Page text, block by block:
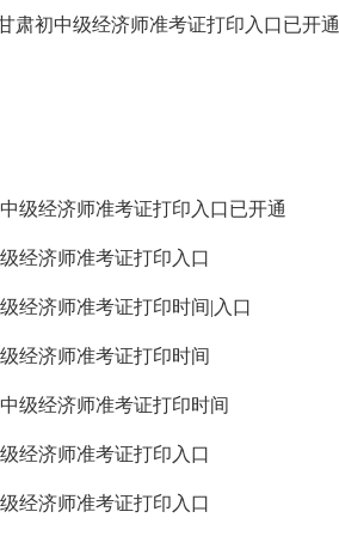
肃初中级经济师准考证打印入口已开通
级经济师准考证打印入口已开通
经济师准考证打印入口
经济师准考证打印时间|入口
经济师准考证打印时间
级经济师准考证打印时间
经济师准考证打印入口
经济师准考证打印入口